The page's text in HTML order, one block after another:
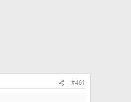
#461